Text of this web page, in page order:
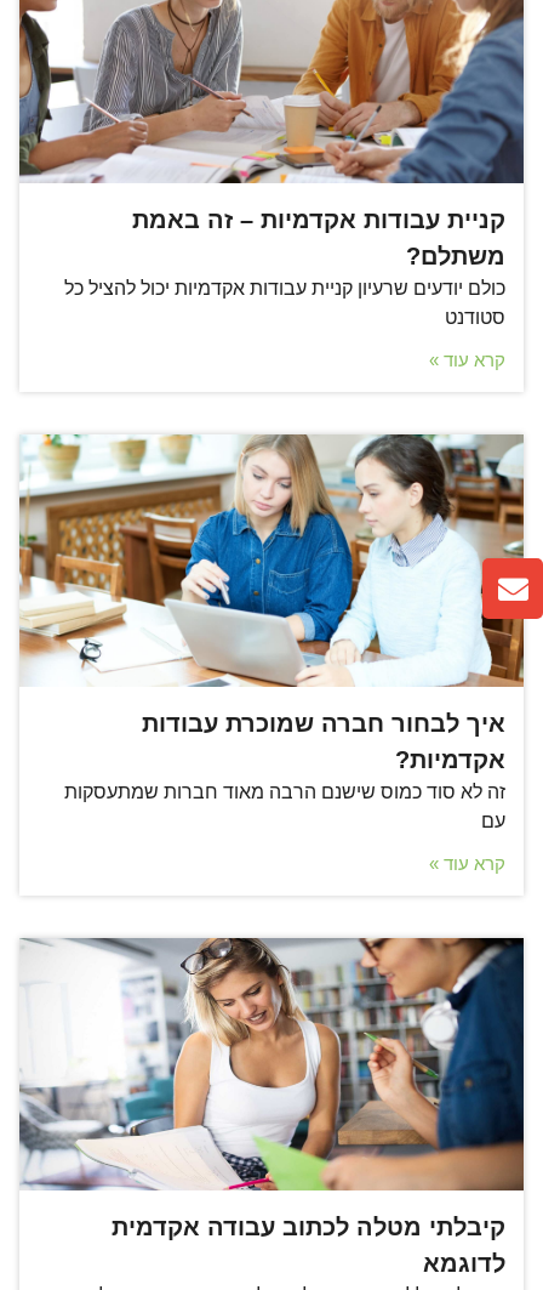
קניית עבודות אקדמיות – זה באמת
משתלם?
כולם יודעים שרעיון קניית עבודות אקדמיות יכול להציל כל
סטודנט
קרא עוד »
איך לבחור חברה שמוכרת עבודות
אקדמיות?
זה לא סוד כמוס שישנם הרבה מאוד חברות שמתעסקות
עם
קרא עוד »
קיבלתי מטלה לכתוב עבודה אקדמית
לדוגמא